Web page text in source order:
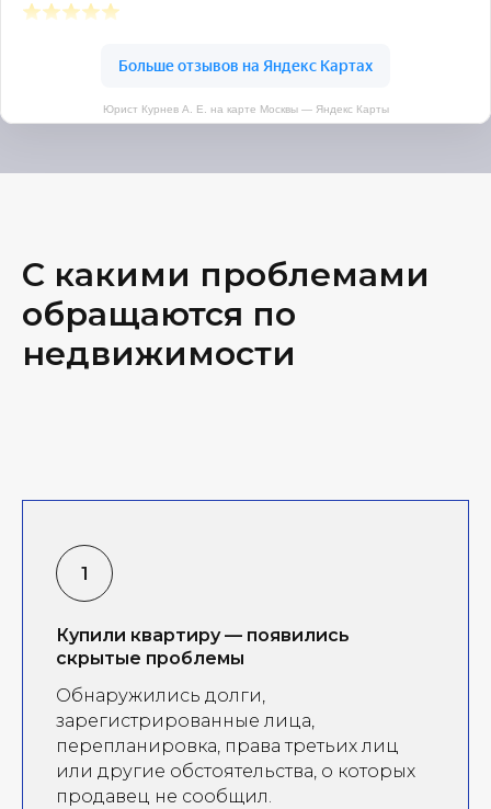
Юрист Курнев А. Е. на карте Москвы — Яндекс Карты
С какими проблемами
обращаются по
недвижимости
Купили квартиру — появились
скрытые проблемы
Обнаружились долги,
зарегистрированные лица,
перепланировка, права третьих лиц
или другие обстоятельства, о которых
продавец не сообщил.